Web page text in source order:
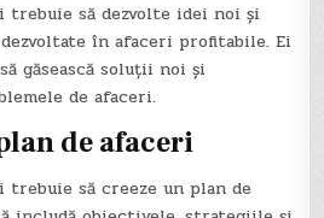
să dezvolte idei noi și
în afaceri profitabile. Ei
găsească soluții noi și
de afaceri.
de afaceri
să creeze un plan de